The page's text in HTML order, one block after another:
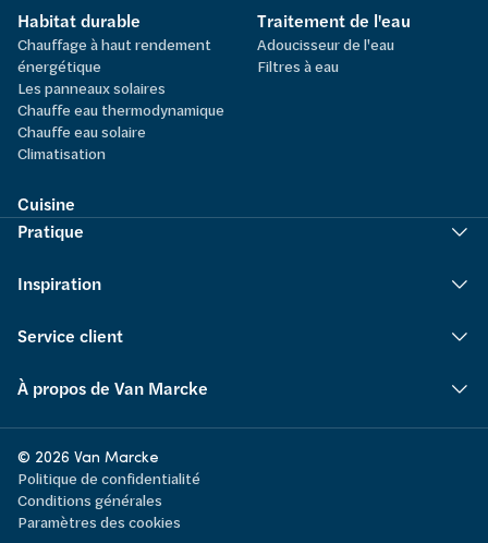
Habitat durable
Chauffage à haut rendement
énergétique
Les panneaux solaires
Chauffe eau thermodynamique
Chauffe eau solaire
Climatisation
Traitement de l'eau
Adoucisseur de l'eau
Filtres à eau
Cuisine
Pratique
Inspiration
Service client
À propos de Van Marcke
© 2026 Van Marcke
Politique de confidentialité
Conditions générales
Paramètres des cookies